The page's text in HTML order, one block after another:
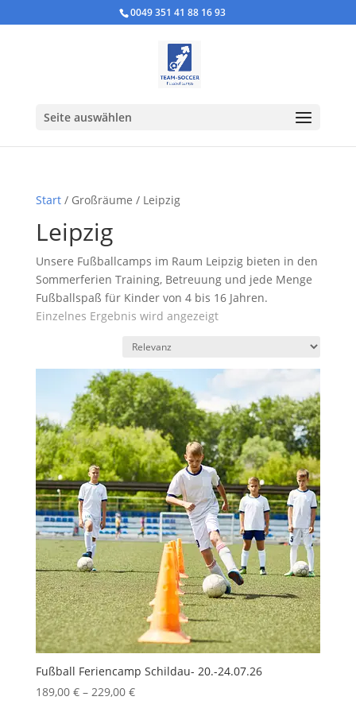
0049 351 41 88 16 93
Seite auswählen
Start/ Großräume / Leipzig
Leipzig
Unsere Fußballcamps im Raum Leipzig bieten in den
Sommerferien Training, Betreuung und jede Menge
Fußballspaß für Kinder von 4 bis 16 Jahren.
Einzelnes Ergebnis wird angezeigt
Fußball Feriencamp Schildau- 20.-24.07.26
189,00 €– 229,00 €